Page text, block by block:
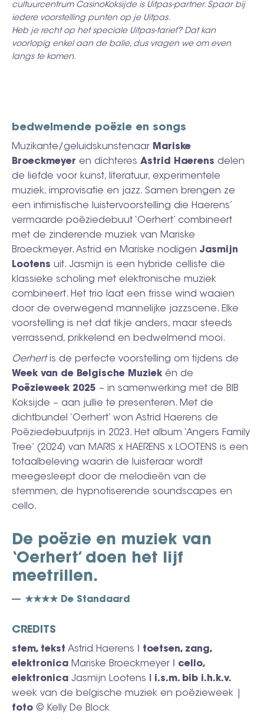
cultuurcentrum CasinoKoksijde is Uitpas-partner. Spaar bij
iedere voorstelling punten op je Uitpas.
Heb je recht op het speciale Uitpas-tarief? Dat kan
voorlopig enkel aan de balie, dus vragen we om even
langs te komen.
bedwelmende poëzie en songs
Muzikante/geluidskunstenaar Mariske
Broeckmeyer en dichteres Astrid Haerens delen
de liefde voor kunst, literatuur, experimentele
muziek, improvisatie en jazz. Samen brengen ze
een intimistische luistervoorstelling die Haerens’
vermaarde poëziedebuut ‘Oerhert’ combineert
met de zinderende muziek van Mariske
Broeckmeyer. Astrid en Mariske nodigen Jasmijn
Lootens uit. Jasmijn is een hybride celliste die
klassieke scholing met elektronische muziek
combineert. Het trio laat een frisse wind waaien
door de overwegend mannelijke jazzscene. Elke
voorstelling is net dat tikje anders, maar steeds
verrassend, prikkelend en bedwelmend mooi.
Oerhertis de perfecte voorstelling om tijdens de
Week van de Belgische Muziek én de
Poëzieweek 2025 – in samenwerking met de BIB
Koksijde – aan jullie te presenteren. Met de
dichtbundel ‘Oerhert’ won Astrid Haerens de
Poëziedebuutprijs in 2023. Het album ‘Angers Family
Tree’ (2024) van MARIS x HAERENS x LOOTENS is een
totaalbeleving waarin de luisteraar wordt
meegesleept door de melodieën van de
stemmen, de hypnotiserende soundscapes en
cello.
De poëzie en muziek van
‘Oerhert’ doen het lijf
meetrillen.
★★★★ De Standaard
CREDITS
stem, tekst Astrid Haerens ǀ toetsen, zang,
elektronica Mariske Broeckmeyer ǀ cello,
elektronica Jasmijn Lootens
ǀ i.s.m. bib i.h.k.v.
week van de belgische muziek en poëzieweek |
foto © Kelly De Block